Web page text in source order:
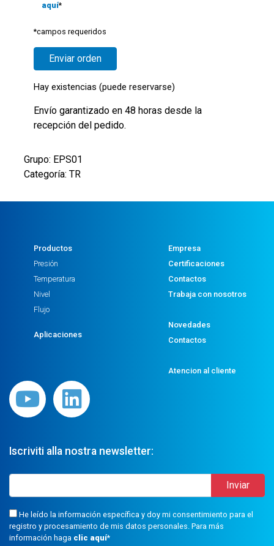
aquí*
*campos requeridos
Hay existencias (puede reservarse)
Envío garantizado en 48 horas desde la
recepción del pedido.
Grupo: EPS01
Categoría: TR
Productos
Presión
Temperatura
Nivel
Flujo
Aplicaciones
Empresa
Certificaciones
Contactos
Trabaja con nosotros
Novedades
Contactos
Atencion al cliente
Iscriviti alla nostra newsletter:
He leído la información específica y doy mi consentimiento para el
registro y procesamiento de mis datos personales. Para más
información haga clic aquí*